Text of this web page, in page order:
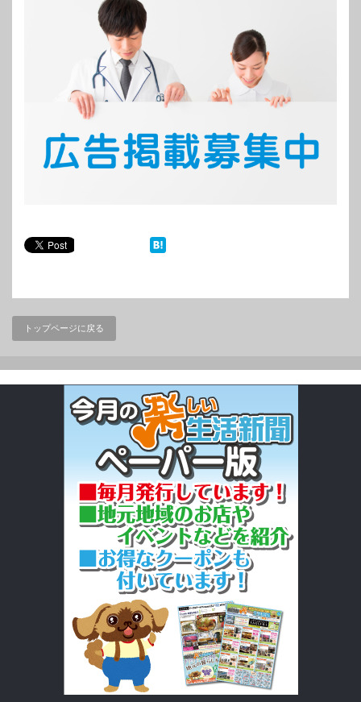
トップページに戻る